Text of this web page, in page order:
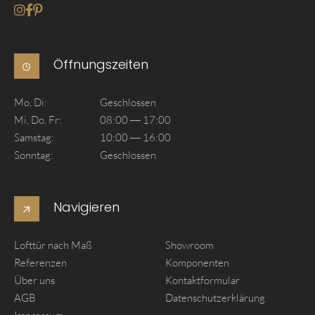
Gehe zum Instagram seite von Akzent Lofttueren
Gehe zum Facebook seite von Akzent Lofttueren
Gehe zum Pinterest seite von Akzent Lofttueren
Öffnungszeiten
Mo, Di:
Geschlossen
Mi, Do, Fr:
08:00 — 17:00
Samstag:
10:00 — 16:00
Sonntag:
Geschlossen
Navigieren
Lofttür nach Maß
Showroom
Referenzen
Komponenten
Über uns
Kontaktformular
AGB
Datenschutzerklärung